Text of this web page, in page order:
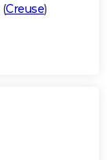
(Creuse)